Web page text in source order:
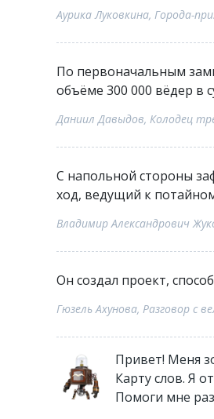
Аурика Луковкина, Города-
По первоначальным
объёме 300 000 вёдер в
Даниил Давыдов, Колодец
С напольной стороны
ход, ведущий к
Владимир Александрович
Он создал проект,
Гюзель Ахунова, Разговор с
Привет! Меня
Карту слов. Я
Помоги мне